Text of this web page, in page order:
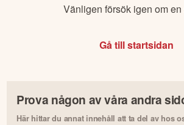
Vänligen försök igen om en
Gå till startsidan
Prova någon av våra andra
Här hittar du annat innehåll att ta del av hos